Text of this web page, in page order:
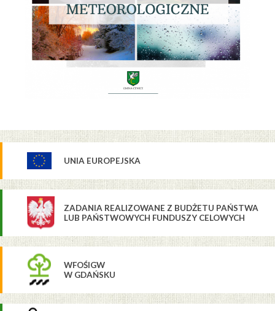
UNIA EUROPEJSKA
ZADANIA REALIZOWANE Z BUDŻETU PAŃSTWA
LUB PAŃSTWOWYCH FUNDUSZY CELOWYCH
WFOŚIGW
W GDAŃSKU